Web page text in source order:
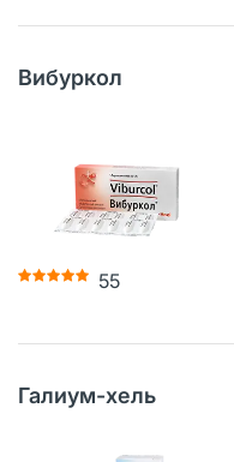
Вибуркол
55
Галиум-хель